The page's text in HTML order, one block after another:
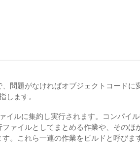
問題がなければオブジェクトコードに
します。
イルに集約し実行されます。コンパイ
ァイルとしてまとめる作業や、そのほ
。これら一連の作業をビルドと呼びま